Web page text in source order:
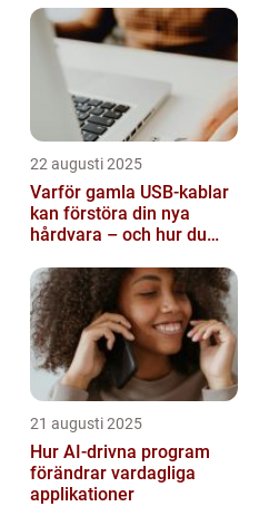
22 augusti 2025
Varför gamla USB-kablar
kan förstöra din nya
hårdvara – och hur du
21 augusti 2025
Hur AI-drivna program
förändrar vardagliga
applikationer